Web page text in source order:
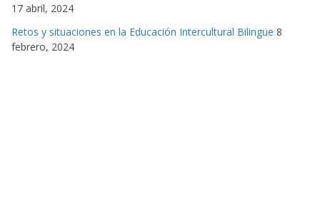
17 abril, 2024
Retos y situaciones en la Educación Intercultural Bilingüe 8
febrero, 2024